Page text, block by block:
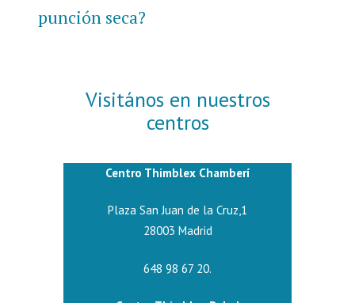
punción seca?
Visitános en nuestros
centros
Centro Thimblex Chamberí
Plaza San Juan de la Cruz,1
28003 Madrid
648 98 67 20.